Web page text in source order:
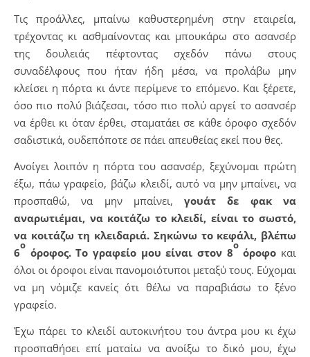
Τις προάλλες, μπαίνω καθυστερημένη στην εταιρεία,
τρέχοντας κι ασθμαίνοντας και μπουκάρω στο ασανσέρ
της δουλειάς πέφτοντας σχεδόν πάνω στους
συναδέλφους που ήταν ήδη μέσα, να προλάβω μην
κλείσει η πόρτα κι άντε περίμενε το επόμενο. Και ξέρετε,
όσο πιο πολύ βιάζεσαι, τόσο πιο πολύ αργεί το ασανσέρ
να έρθει κι όταν έρθει, σταματάει σε κάθε όροφο σχεδόν
σαδιστικά, ουδεπόποτε σε πάει απευθείας εκεί που θες.
Ανοίγει λοιπόν η πόρτα του ασανσέρ, ξεχύνομαι πρώτη
έξω, πάω γραφείο, βάζω κλειδί, αυτό να μην μπαίνει, να
προσπαθώ, να μην μπαίνει, γουάτ δε φακ να
αναρωτιέμαι, να κοιτάζω το κλειδί, είναι το σωστό,
να κοιτάζω τη κλειδαριά. Σηκώνω το κεφάλι, βλέπω
6
ο
όροφος. Το γραφείο μου είναι στον 8
ο
όροφο και
όλοι οι όροφοι είναι πανομοιότυποι μεταξύ τους. Εύχομαι
να μη νόμιζε κανείς ότι θέλω να παραβιάσω το ξένο
γραφείο.
Έχω πάρει το κλειδί αυτοκινήτου του άντρα μου κι έχω
προσπαθήσει επί ματαίω να ανοίξω το δικό μου, έχω